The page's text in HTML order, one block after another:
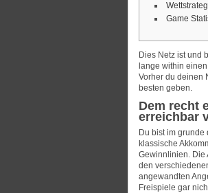
Game
Dies Netz ist und
lange within
Vorher du deinen
besten geben.
Dem recht
erreichbar
Du bist im
klassische
Gewinnlinien. Die
den
angewandten
Freispiele gar